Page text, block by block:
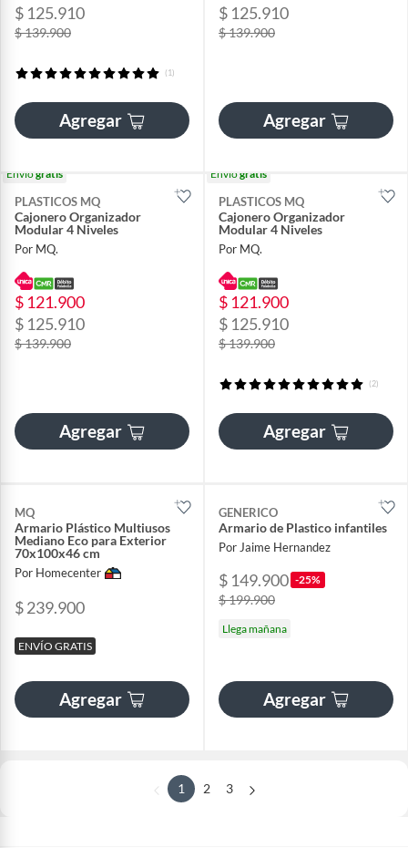
$ 125.910
$ 139.900
(1)
Agregar
$ 125.910
$ 139.900
Agregar
Envíogratis
PLASTICOS MQ
Cajonero Organizador
Modular 4 Niveles
Por MQ.
$ 121.900
$ 125.910
$ 139.900
Agregar
Envíogratis
PLASTICOS MQ
Cajonero Organizador
Modular 4 Niveles
Por MQ.
$ 121.900
$ 125.910
$ 139.900
(2)
Agregar
MQ
Armario Plástico Multiusos
Mediano Eco para Exterior
70x100x46 cm
Por Homecenter
$ 239.900
ENVÍO GRATIS
Agregar
GENERICO
Armario de Plastico infantiles
Por Jaime Hernandez
$ 149.900 -25%
$ 199.900
Llega mañana
Agregar
1 2 3